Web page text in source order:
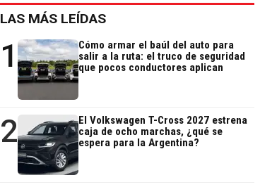
LAS MÁS LEÍDAS
1
Cómo armar el baúl del auto para
salir a la ruta: el truco de seguridad
que pocos conductores aplican
2
El Volkswagen T-Cross 2027 estrena
caja de ocho marchas, ¿qué se
espera para la Argentina?